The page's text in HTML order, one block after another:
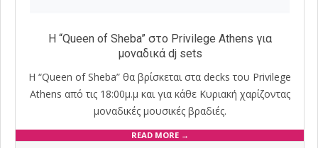
Η “Queen of Sheba” στο Privilege Athens για
μοναδικά dj sets
Η “Queen of Sheba” θα βρίσκεται στα decks του Privilege
Athens από τις 18:00μ.μ και για κάθε Κυριακή χαρίζοντας
μοναδικές μουσικές βραδιές.
READ MORE →